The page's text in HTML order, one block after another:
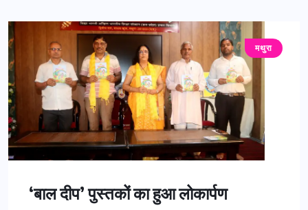
मथुरा
‘बाल दीप’ पुस्तकों का हुआ लोकार्पण